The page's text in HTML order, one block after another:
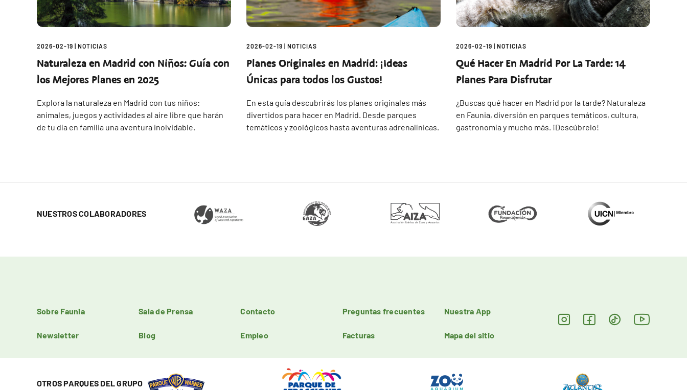
2026-02-19 | NOTICIAS
Naturaleza en Madrid con Niños: Guía con
los Mejores Planes en 2025
Explora la naturaleza en Madrid con tus niños:
animales, juegos y actividades al aire libre que harán
de tu día en familia una aventura inolvidable.
2026-02-19 | NOTICIAS
Planes Originales en Madrid: ¡Ideas
Únicas para todos los Gustos!
En esta guía descubrirás los planes originales más
divertidos para hacer en Madrid. Desde parques
temáticos y zoológicos hasta aventuras adrenalínicas.
2026-02-19 | NOTICIAS
Qué Hacer En Madrid Por La Tarde: 14
Planes Para Disfrutar
¿Buscas qué hacer en Madrid por la tarde? Naturaleza
en Faunia, diversión en parques temáticos, cultura,
gastronomía y mucho más. ¡Descúbrelo!
NUESTROS COLABORADORES
Sobre Faunia Sala de Prensa Contacto Preguntas frecuentes Nuestra App
Newsletter Blog Empleo Facturas Mapa del sitio
OTROS PARQUES DEL GRUPO